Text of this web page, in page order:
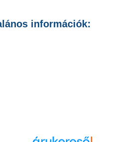
információk: